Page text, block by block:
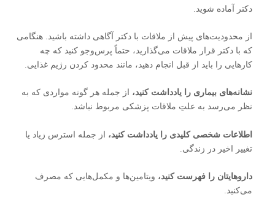
دکتر آماده شوید.
از محدودیت‌های پیش از ملاقات با دکتر آگاهی داشته باشید. هنگامی
که با دکتر قرار ملاقات می‌گذارید، حتماً پرس‌و‌جو کنید که چه
کارهایی را باید از قبل انجام دهید، مانند محدود کردن رژیم غذایی.
نشانه‌های بیماری را یادداشت کنید، از جمله هر گونه مواردی که به
نظر می‌رسد به علتِ ملاقات پزشکی مربوط نباشد.
اطلاعات شخصی کلیدی را یادداشت کنید، از جمله استرس زیاد یا
تغییر اخیر در زندگی.
داروهایتان را فهرست کنید، ویتامین‌ها و مکمل‌هایی که مصرف
می‌کنید.